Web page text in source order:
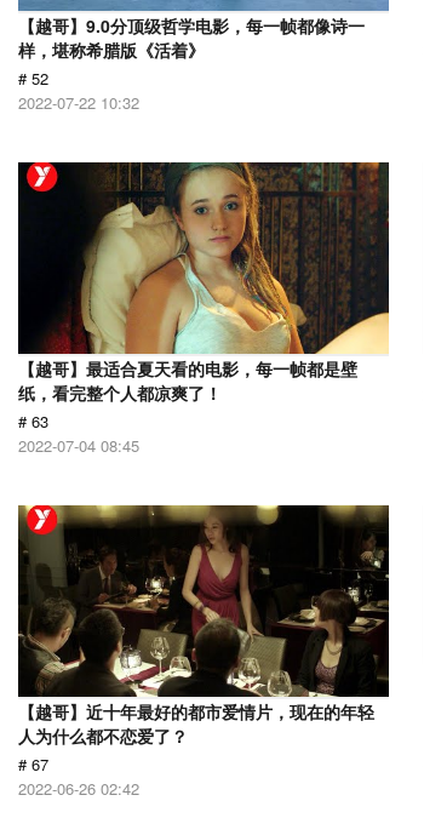
【越哥】9.0分顶级哲学电影，每一帧都像诗一
样，堪称希腊版《活着》
# 52
2022-07-22 10:32
【越哥】最适合夏天看的电影，每一帧都是壁
纸，看完整个人都凉爽了！
# 63
2022-07-04 08:45
【越哥】近十年最好的都市爱情片，现在的年轻
人为什么都不恋爱了？
# 67
2022-06-26 02:42